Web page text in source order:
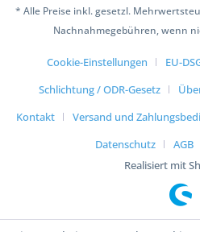
* Alle Preise inkl. gesetzl.
Nachnahmegebühren, wenn
Cookie-Einstellungen EU-
Schlichtung / ODR-Gesetz
Kontakt
Versand und
Datenschutz
AGB
Realisiert mit